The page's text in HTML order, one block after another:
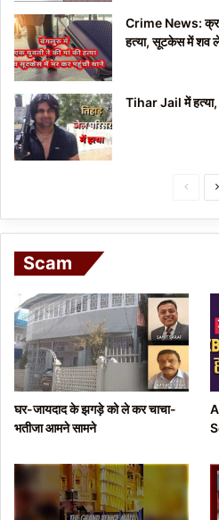
Crime News:
हत्या, सूटकेस में शव
Tihar Jail में हत्या,
e
u
p
e
Scam
घर-जायदाद के झगड़े को ले कर चाचा-
भतीजा आमने सामने